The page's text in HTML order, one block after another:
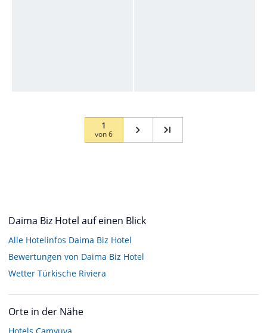
1
von6
Daima Biz Hotel auf einen Blick
Alle Hotelinfos Daima Biz Hotel
Bewertungen von Daima Biz Hotel
Wetter Türkische Riviera
Orte in der Nähe
Hotels Camyuva